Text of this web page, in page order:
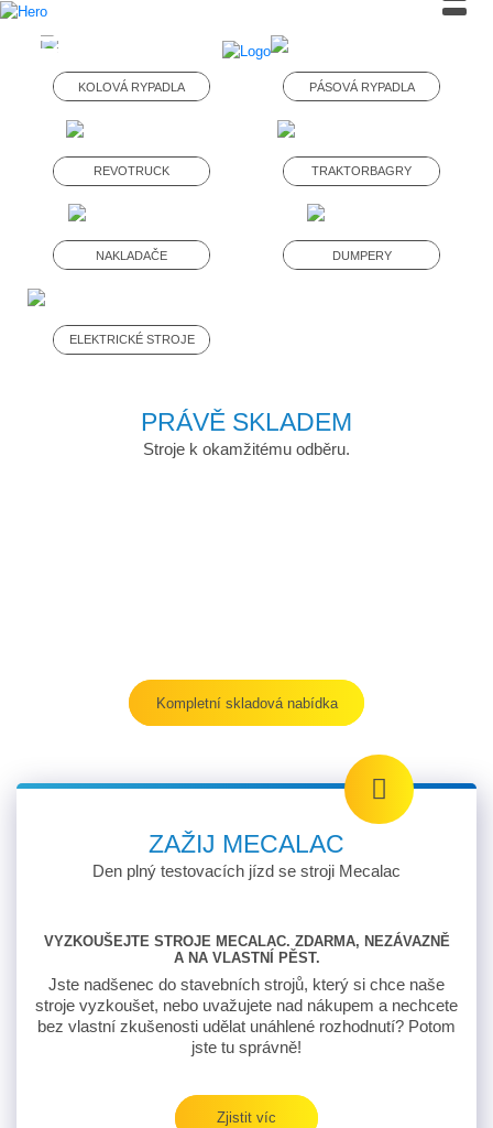
KOLOVÁ RYPADLA PÁSOVÁ RYPADLA
REVOTRUCK TRAKTORBAGRY
NAKLADAČE DUMPERY
ELEKTRICKÉ STROJE
PRÁVĚ SKLADEM
Stroje k okamžitému odběru.
Kompletní skladová nabídka
ZAŽIJ MECALAC
Den plný testovacích jízd se stroji Mecalac
VYZKOUŠEJTE STROJE MECALAC. ZDARMA, NEZÁVAZNĚ
A NA VLASTNÍ PĚST.
Jste nadšenec do stavebních strojů, který si chce naše
stroje vyzkoušet, nebo uvažujete nad nákupem a nechcete
bez vlastní zkušenosti udělat unáhlené rozhodnutí? Potom
jste tu správně!
Zjistit víc